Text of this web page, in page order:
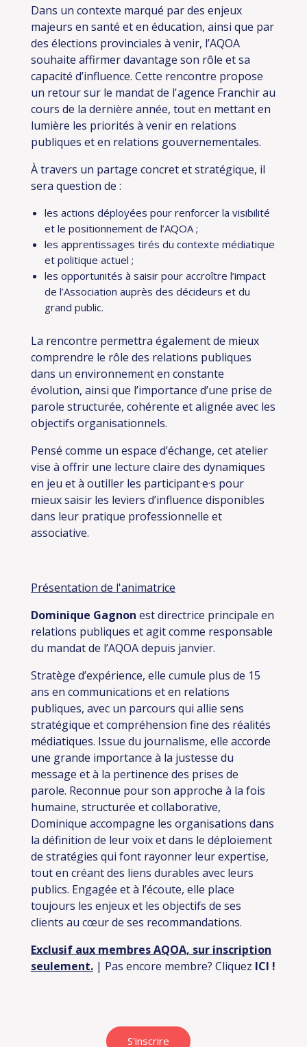
Dans un contexte marqué par des enjeux
majeurs en santé et en éducation, ainsi que par
des élections provinciales à venir, l’AQOA
souhaite affirmer davantage son rôle et sa
capacité d’influence. Cette rencontre propose
un retour sur le mandat de l'agence Franchir au
cours de la dernière année, tout en mettant en
lumière les priorités à venir en relations
publiques et en relations gouvernementales.
À travers un partage concret et stratégique, il
sera question de :
les actions déployées pour renforcer la visibilité
et le positionnement de l’AQOA ;
les apprentissages tirés du contexte médiatique
et politique actuel ;
les opportunités à saisir pour accroître l’impact
de l’Association auprès des décideurs et du
grand public.
La rencontre permettra également de mieux
comprendre le rôle des relations publiques
dans un environnement en constante
évolution, ainsi que l’importance d’une prise de
parole structurée, cohérente et alignée avec les
objectifs organisationnels.
Pensé comme un espace d’échange, cet atelier
vise à offrir une lecture claire des dynamiques
en jeu et à outiller les participant·e·s pour
mieux saisir les leviers d’influence disponibles
dans leur pratique professionnelle et
associative.
Présentation de l'animatrice
Dominique Gagnon est directrice principale en
relations publiques et agit comme responsable
du mandat de l’AQOA depuis janvier.
Stratège d’expérience, elle cumule plus de 15
ans en communications et en relations
publiques, avec un parcours qui allie sens
stratégique et compréhension fine des réalités
médiatiques. Issue du journalisme, elle accorde
une grande importance à la justesse du
message et à la pertinence des prises de
parole. Reconnue pour son approche à la fois
humaine, structurée et collaborative,
Dominique accompagne les organisations dans
la définition de leur voix et dans le déploiement
de stratégies qui font rayonner leur expertise,
tout en créant des liens durables avec leurs
publics. Engagée et à l’écoute, elle place
toujours les enjeux et les objectifs de ses
clients au cœur de ses recommandations.
Exclusif aux membres AQOA, sur inscription
seulement. | Pas encore membre? Cliquez ICI !
S'inscrire